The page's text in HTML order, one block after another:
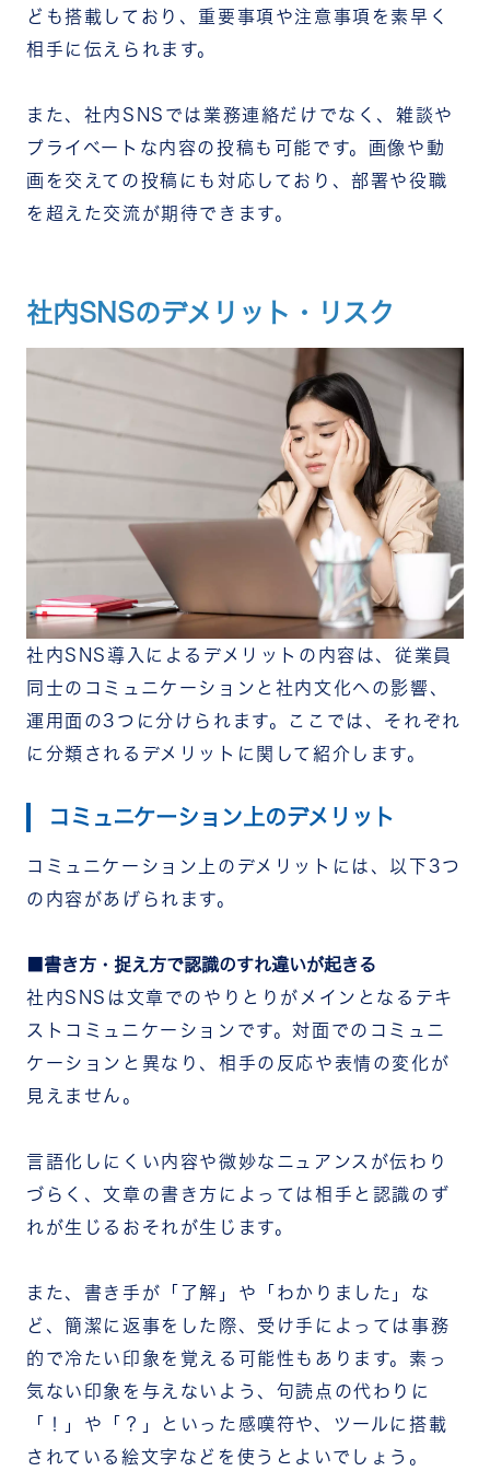
ども搭載しており、重要事項や注意事項を素早く
相手に伝えられます。
また、社内SNSでは業務連絡だけでなく、雑談や
プライベートな内容の投稿も可能です。画像や動
画を交えての投稿にも対応しており、部署や役職
を超えた交流が期待できます。
社内SNSのデメリット・リスク
社内SNS導入によるデメリットの内容は、従業員
同士のコミュニケーションと社内文化への影響、
運用面の3つに分けられます。ここでは、それぞれ
に分類されるデメリットに関して紹介します。
コミュニケーション上のデメリット
コミュニケーション上のデメリットには、以下3つ
の内容があげられます。
書き方・捉え方で認識のすれ違いが起きる
社内SNSは文章でのやりとりがメインとなるテキ
ストコミュニケーションです。対面でのコミュニ
ケーションと異なり、相手の反応や表情の変化が
見えません。
言語化しにくい内容や微妙なニュアンスが伝わり
づらく、文章の書き方によっては相手と認識のず
れが生じるおそれが生じます。
また、書き手が「了解」や「わかりました」な
ど、簡潔に返事をした際、受け手によっては事務
的で冷たい印象を覚える可能性もあります。素っ
気ない印象を与えないよう、句読点の代わりに
「！」や「？」といった感嘆符や、ツールに搭載
されている絵文字などを使うとよいでしょう。